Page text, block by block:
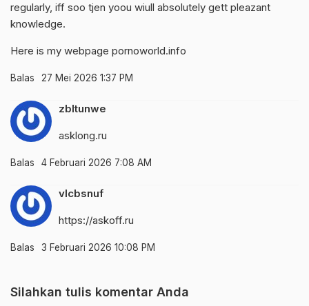
regularly, iff soo tjen yoou wiull absolutely gett pleazant
knowledge.
Here is my webpage pornoworld.info
Balas 27 Mei 2026 1:37 PM
zbltunwe
asklong.ru
Balas 4 Februari 2026 7:08 AM
vlcbsnuf
https://askoff.ru
Balas 3 Februari 2026 10:08 PM
Silahkan tulis komentar Anda